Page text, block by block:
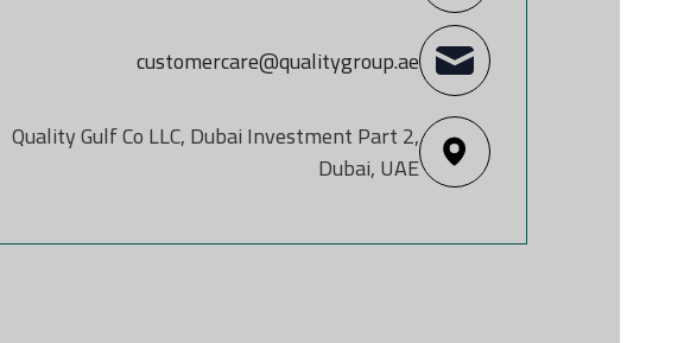
customercare@qualitygroup.ae
Quality Gulf Co LLC, Dubai Investment Part 2,
Dubai, UAE